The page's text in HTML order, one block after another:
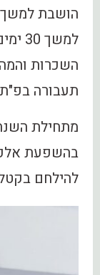
השכרות
תעבורה
בהשפעת
להילחם